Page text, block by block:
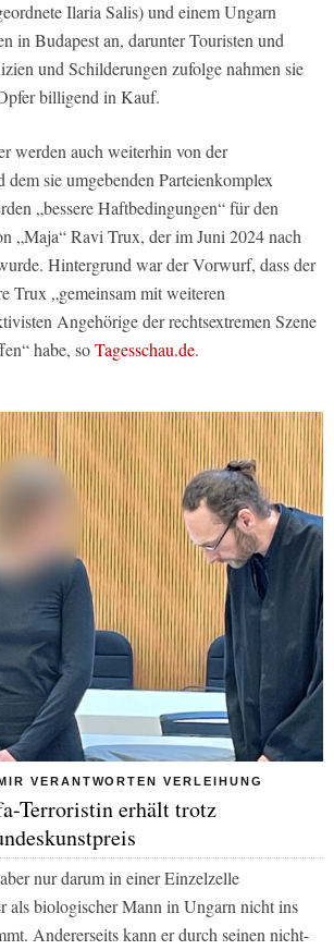
Ilaria Salis) und einem Ungarn
in Budapest an, darunter Touristen und
und Schilderungen zufolge nahmen sie
billigend in Kauf.
werden auch weiterhin von der
dem sie umgebenden Parteienkomplex
„bessere Haftbedingungen“ für den
„Maja“ Ravi Trux, der im Juni 2024 nach
Hintergrund war der Vorwurf, dass der
Trux „gemeinsam mit weiteren
Angehörige der rechtsextremen Szene
habe, soTagesschau.de.
VERANTWORTEN VERLEIHUNG
Terroristin erhält trotz
nur darum in einer Einzelzelle
als biologischer Mann in Ungarn nicht ins
Andererseits kann er durch seinen nicht-